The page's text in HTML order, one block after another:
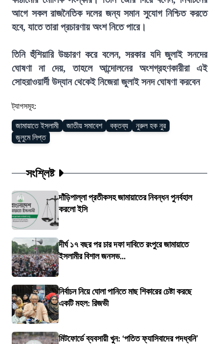
আগে সকল রাজনৈতিক দলের জন্য সমান সুযোগ নিশ্চিত করতে
হবে, যাতে তারা প্রচারণায় অংশ নিতে পারে।
তিনি হুঁশিয়ারি উচ্চারণ করে বলেন, সরকার যদি জুলাই সনদের
ঘোষণা না দেয়, তাহলে আন্দোলনের অংশগ্রহণকারীরা এই
সোহরাওয়ার্দী উদ্যান থেকেই নিজেরা জুলাই সনদ ঘোষণা করবেন
ট্যাগসমূহ:
জামায়াতে ইসলামী জাতীয় সমাবেশ বক্তব্য
নুরুল হক নুর
জুলুমে লিপ্ত
সংশ্লিষ্ট
দাঁড়িপাল্লা প্রতীকসহ জামায়াতের নিবন্ধন পুনর্বহাল
করলো ইসি
দীর্ঘ ১৭ বছর পর চার দফা দাবিতে রংপুরে জামায়াতে
ইসলামীর বিশাল জনসভ...
নির্বাচন নিয়ে ঘোলা পানিতে মাছ শিকারের চেষ্টা করছে
একটি মহল: রিজভী
মিটফোর্ডে ব্যবসায়ী খুন: ‘পতিত ফ্যাসিবাদের পদধ্বনি’